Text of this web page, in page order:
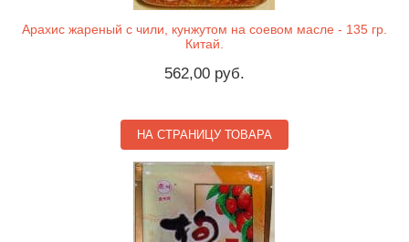
Арахис жареный с чили, кунжутом на соевом масле - 135 гр.
Китай.
562,00 руб.
НА СТРАНИЦУ ТОВАРА